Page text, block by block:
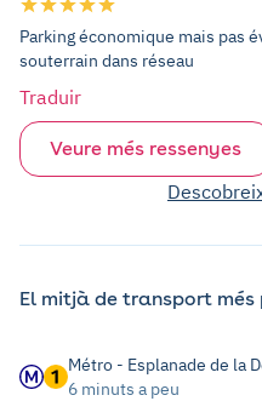
Parking économique mais pas
souterrain dans réseau
Traduir
Veure més ressenyes
El mitjà de transport més
Métro - Esplanade de la
6 minuts a peu